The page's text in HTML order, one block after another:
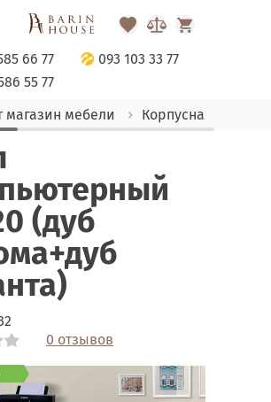
66 77
093 103 33 77
55 77
магазин мебели
Корпусная мебель
(дуб
0 отзывов